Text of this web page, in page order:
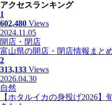
アクセスランキング
1
602,480 Views
2024.11.05
開店・閉店
富山県の開店・閉店情報まと
2
313,133 Views
2026.04.30
自然
【ホタルイカの身投げ2026